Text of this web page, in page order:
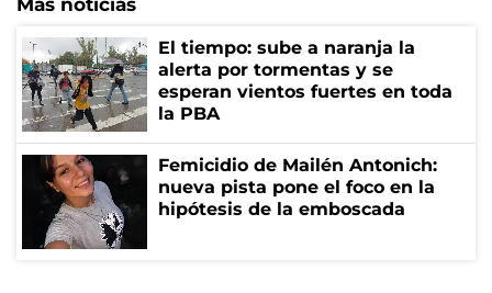
Más noticias
El tiempo: sube a naranja la
alerta por tormentas y se
esperan vientos fuertes en toda
la PBA
Femicidio de Mailén Antonich:
nueva pista pone el foco en la
hipótesis de la emboscada